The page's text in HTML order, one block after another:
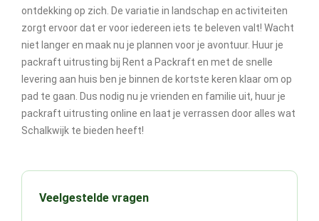
ontdekking op zich. De variatie in landschap en activiteiten
zorgt ervoor dat er voor iedereen iets te beleven valt! Wacht
niet langer en maak nu je plannen voor je avontuur. Huur je
packraft uitrusting bij Rent a Packraft en met de snelle
levering aan huis ben je binnen de kortste keren klaar om op
pad te gaan. Dus nodig nu je vrienden en familie uit, huur je
packraft uitrusting online en laat je verrassen door alles wat
Schalkwijk te bieden heeft!
Veelgestelde vragen